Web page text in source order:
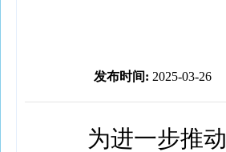
发布时间: 2025-03-26
为进一步推动